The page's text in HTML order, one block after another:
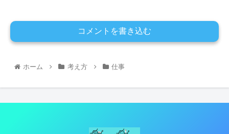
コメントを書き込む
ホーム 考え方 仕事